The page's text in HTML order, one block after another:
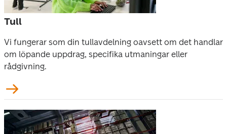
Tull
Vi fungerar som din tullavdelning oavsett om det handlar
om löpande uppdrag, specifika utmaningar eller
rådgivning.